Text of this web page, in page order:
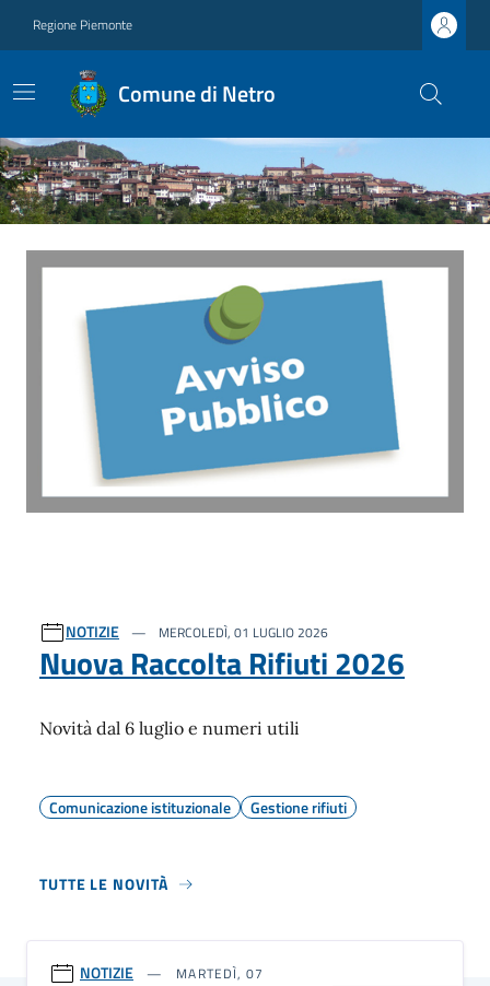
Regione Piemonte
Comune di Netro
Ultime notizie
NOTIZIE MERCOLEDÌ, 01 LUGLIO 2026
Nuova Raccolta Rifiuti 2026
Novità dal 6 luglio e numeri utili
Comunicazione istituzionale Gestione rifiuti
TUTTE LE NOVITÀ
NOTIZIE
MARTEDÌ, 07